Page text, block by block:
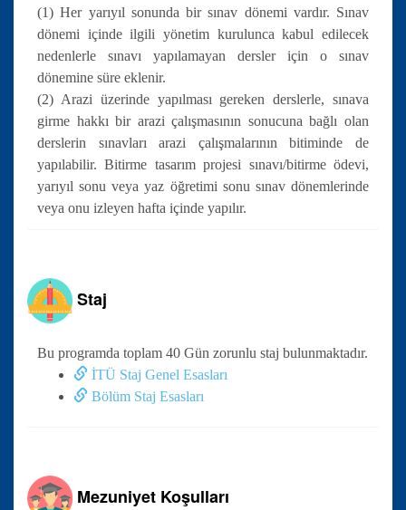
(1) Her yarıyıl sonunda bir sınav dönemi vardır. Sınav
dönemi içinde ilgili yönetim kurulunca kabul edilecek
nedenlerle sınavı yapılamayan dersler için o sınav
dönemine süre eklenir.
(2) Arazi üzerinde yapılması gereken derslerle, sınava
girme hakkı bir arazi çalışmasının sonucuna bağlı olan
derslerin sınavları arazi çalışmalarının bitiminde de
yapılabilir. Bitirme tasarım projesi sınavı/bitirme ödevi,
yarıyıl sonu veya yaz öğretimi sonu sınav dönemlerinde
veya onu izleyen hafta içinde yapılır.
Staj
Bu programda toplam 40 Gün zorunlu staj bulunmaktadır.
İTÜ Staj Genel Esasları
Bölüm Staj Esasları
Mezuniyet Koşulları